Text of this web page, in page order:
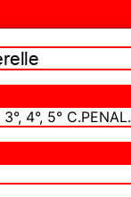
4°, 5° C.PENAL.